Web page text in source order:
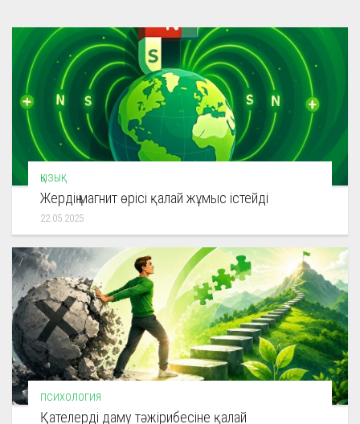
ҚЫЗЫҚ
Жердің магнит өрісі қалай жұмыс істейді
22.05.2025
ПСИХОЛОГИЯ
Қателерді даму тәжірибесіне қалай